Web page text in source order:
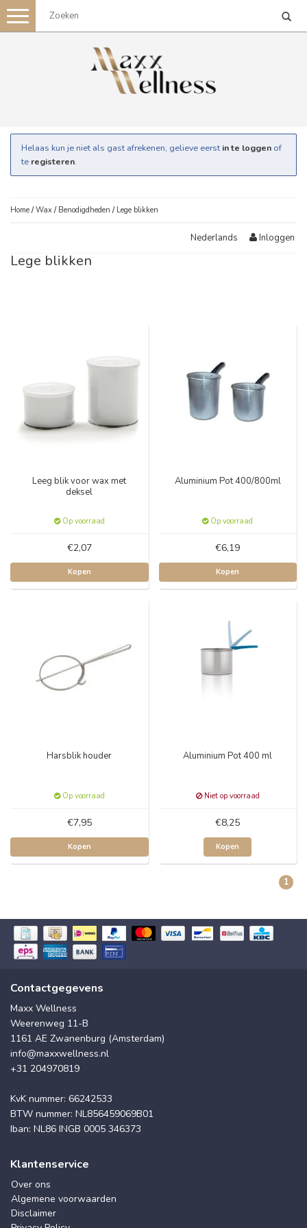
Toggle
navigation
Helaas kun je niet als gast afrekenen, gelieve eerst in te loggen of
te registeren.
Home /Wax / Benodigdheden / Lege blikken
Nederlands Inloggen
Lege blikken
Leeg blik voor wax met
deksel
Op voorraad
€2,07
Kopen
Aluminium Pot 400/800ml
Op voorraad
€6,19
Kopen
Harsblik houder
Op voorraad
€7,95
Kopen
Aluminium Pot 400 ml
Niet op voorraad
€8,25
Kopen
1
Contactgegevens
Maxx Wellness
Weerenweg 11-B
1161 AE Zwanenburg (Amsterdam)
info@maxxwellness.nl
+31 204970819
KvK nummer: 66242533
BTW nummer: NL856459069B01
Iban: NL86 INGB 0005 346373
Klantenservice
Over ons
Algemene voorwaarden
Disclaimer